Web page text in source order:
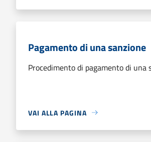
Pagamento di una sanzione
Procedimento di pagamento di una
VAI ALLA PAGINA